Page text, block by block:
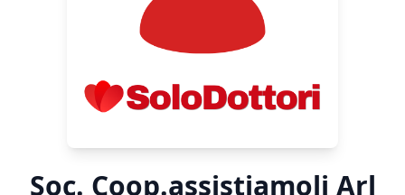
Soc. Coop.assistiamoli Arl